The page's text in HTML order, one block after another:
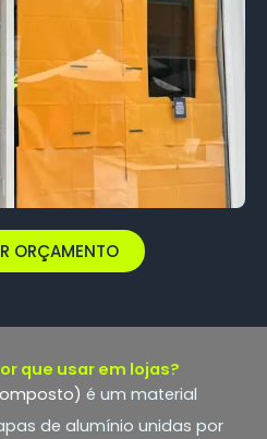
ORÇAMENTO
que usar em lojas?
é um material
de alumínio unidas por